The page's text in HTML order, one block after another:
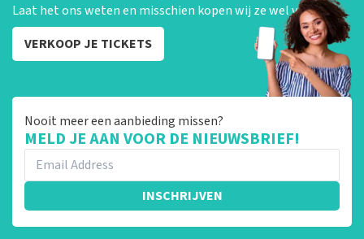
Laat het ons weten en misschien kopen wij ze wel van je!
VERKOOP JE TICKETS
Nooit meer een aanbieding missen?
MELD JE AAN VOOR DE NIEUWSBRIEF!
INSCHRIJVEN